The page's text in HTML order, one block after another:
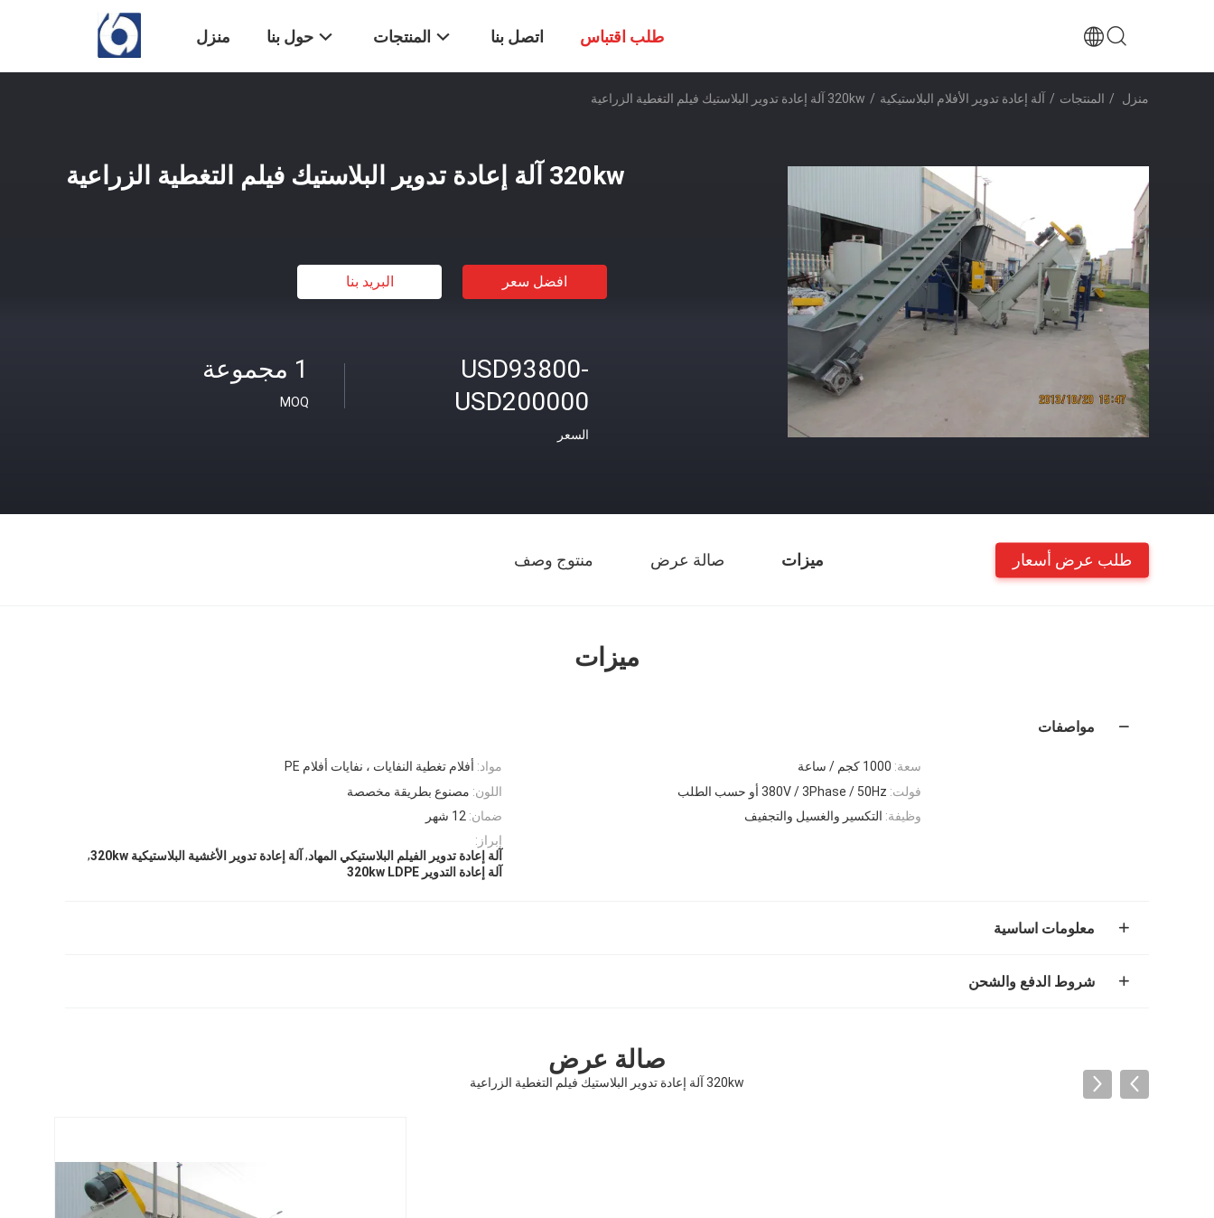
منزل حول بنا المنتجات اتصل بنا طلب اقتباس
منزل / المنتجات / آلة إعادة تدوير الأفلام البلاستيكية / 320kw آلة إعادة تدوير البلاستيك فيلم التغطية الزراعية
320kw آلة إعادة تدوير البلاستيك فيلم التغطية الزراعية
افضل سعر البريد بنا
1 مجموعة
MOQ
USD93800-
USD200000
السعر
ميزات صالة عرض منتوج وصف طلب عرض أسعار
ميزات
مواصفات
مواد: أفلام تغطية النفايات ، نفايات أفلام PE سعة: 1000 كجم / ساعة
اللون: مصنوع بطريقة مخصصة فولت: 380V / 3Phase / 50Hz أو حسب الطلب
ضمان: 12 شهر وظيفة: التكسير والغسيل والتجفيف
إبراز:
آلة إعادة تدوير الفيلم البلاستيكي المهاد, آلة إعادة تدوير الأغشية البلاستيكية 320kw
,
آلة إعادة التدوير 320kw LDPE
معلومات اساسية
شروط الدفع والشحن
صالة عرض
320kw آلة إعادة تدوير البلاستيك فيلم التغطية الزراعية